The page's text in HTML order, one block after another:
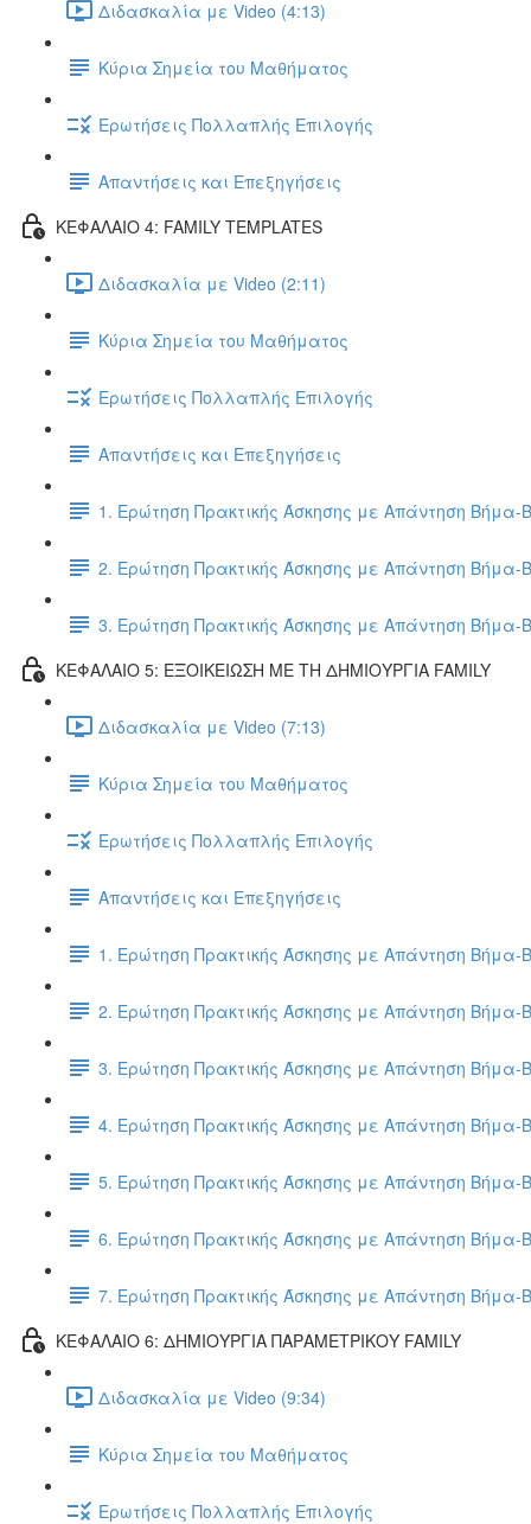
Διδασκαλία με Video (4:13)
Κύρια Σημεία του Μαθήματος
Ερωτήσεις Πολλαπλής Επιλογής
Απαντήσεις και Επεξηγήσεις
ΚΕΦΑΛΑΙΟ 4: FAMILY TEMPLATES
Διδασκαλία με Video (2:11)
Κύρια Σημεία του Μαθήματος
Ερωτήσεις Πολλαπλής Επιλογής
Απαντήσεις και Επεξηγήσεις
1. Ερώτηση Πρακτικής Άσκησης με Απάντηση Βήμα-
2. Ερώτηση Πρακτικής Άσκησης με Απάντηση Βήμα-
3. Ερώτηση Πρακτικής Άσκησης με Απάντηση Βήμα-
ΚΕΦΑΛΑΙΟ 5: ΕΞΟΙΚΕΙΩΣΗ ΜΕ ΤΗ ΔΗΜΙΟΥΡΓΙΑ FAMILY
Διδασκαλία με Video (7:13)
Κύρια Σημεία του Μαθήματος
Ερωτήσεις Πολλαπλής Επιλογής
Απαντήσεις και Επεξηγήσεις
1. Ερώτηση Πρακτικής Άσκησης με Απάντηση Βήμα-
2. Ερώτηση Πρακτικής Άσκησης με Απάντηση Βήμα-
3. Ερώτηση Πρακτικής Άσκησης με Απάντηση Βήμα-
4. Ερώτηση Πρακτικής Άσκησης με Απάντηση Βήμα-
5. Ερώτηση Πρακτικής Άσκησης με Απάντηση Βήμα-
6. Ερώτηση Πρακτικής Άσκησης με Απάντηση Βήμα-
7. Ερώτηση Πρακτικής Άσκησης με Απάντηση Βήμα-
ΚΕΦΑΛΑΙΟ 6: ΔΗΜΙΟΥΡΓΙΑ ΠΑΡΑΜΕΤΡΙΚΟΥ FAMILY
Διδασκαλία με Video (9:34)
Κύρια Σημεία του Μαθήματος
Ερωτήσεις Πολλαπλής Επιλογής